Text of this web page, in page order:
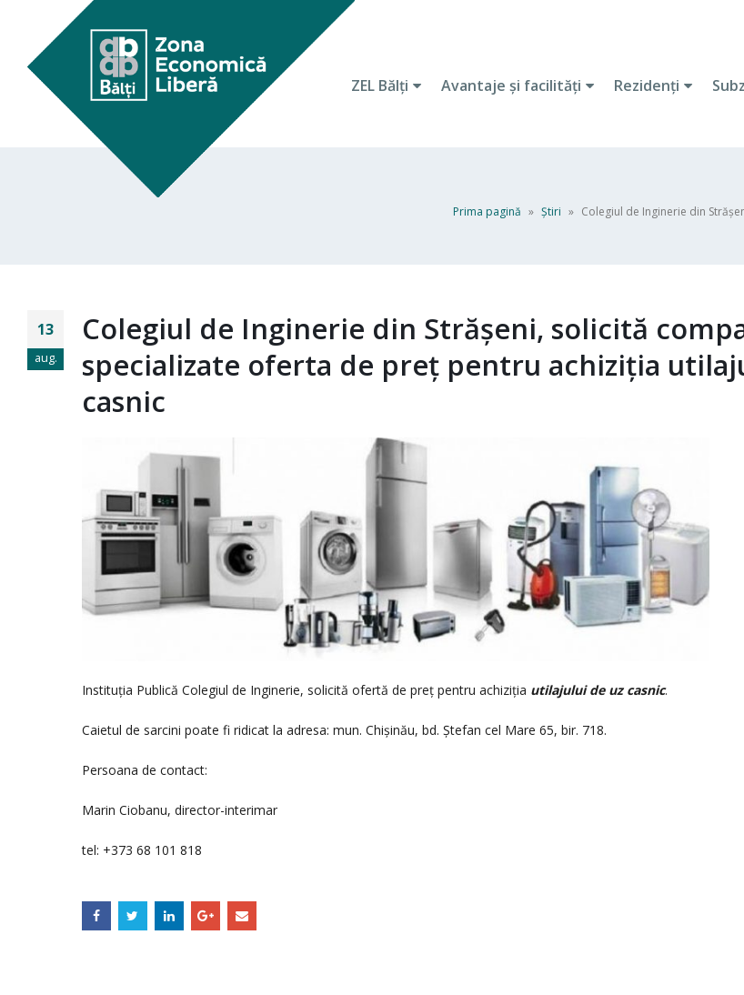
ZEL Bălţi Avantaje şi facilităţi Rezidenţi
Prima pagină » Ştiri » Colegiul de Inginerie din
13
aug.
Colegiul de Inginerie din Strășeni, solicită
specializate oferta de preț pentru achiziția
casnic
Instituția Publică Colegiul de Inginerie, solicită ofertă de preț pentru achiziția utilajului de uz casnic.
Caietul de sarcini poate fi ridicat la adresa: mun. Chișinău, bd. Ștefan cel Mare 65, bir. 718.
Persoana de contact:
Marin Ciobanu, director-interimar
tel: +373 68 101 818